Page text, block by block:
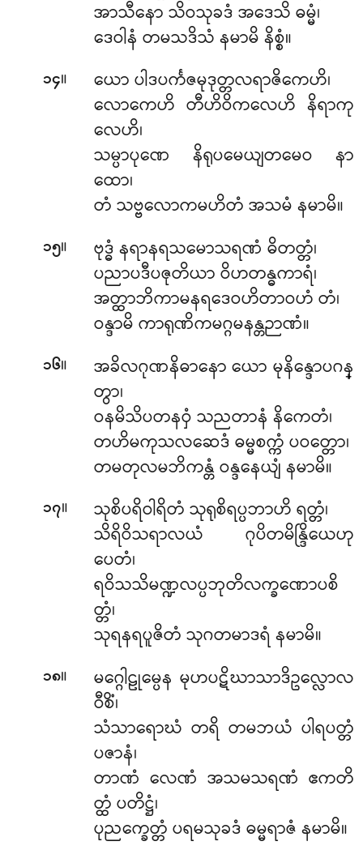
အာသီနော သိဝသုခဒံ အဒေသိ ဓမ္မံ၊
ဒေဝါနံ တမသဒိသံ နမာမိ နိစ္စံ။
၁၄။
ယော ပါဒပင်္ကဇမုဒုတ္တလရာဇိကေဟိ၊
လောကေဟိ တီဟိဝိကလေဟိ နိရာကု
လေဟိ၊
သမ္ပာပုဏေ နိရုပမေယျတမေဝ နာ
ထော၊
တံ သဗ္ဗလောကမဟိတံ အသမံ နမာမိ။
၁၅။
ဗုဒ္ဓံ နရာနရသမောသရဏံ ဓိတတ္တံ၊
ပညာပဒီပဇုတိယာ ဝိဟတန္ဓကာရံ၊
အတ္ထာဘိကာမနရဒေဝဟိတာဝဟံ တံ၊
ဝန္ဒာမိ ကာရုဏိကမဂ္ဂမနန္တဉာဏံ။
၁၆။
အခိလဂုဏနိဓာနော ယော မုနိန္ဒောပဂန္
တွာ၊
ဝနမိသိပတနဝှံ သညတာနံ နိကေတံ၊
တဟိမကုသလဆေဒံ ဓမ္မစက္ကံ ပဝတ္တော၊
တမတုလမဘိကန္တံ ဝန္ဒနေယျံ နမာမိ။
၁၇။
သုစိပရိဝါရိတံ သုရုစိရပ္ပဘာဟိ ရတ္တံ၊
သိရိဝိသရာလယံ ဂုပိတမိန္ဒြိယေဟု
ပေတံ၊
ရဝိသသိမဏ္ဍလပ္ပဘုတိလက္ခဏောပစိ
တ္တံ၊
သုရနရပူဇိတံ သုဂတမာဒရံ နမာမိ။
၁၈။
မဂ္ဂေါဠုမ္ပေန မုဟပဋိဃာသာဒိဥလ္လောလ
ဝီစိံ၊
သံသာရောဃံ တရိ တမဘယံ ပါရပတ္တံ
ပဇာနံ၊
တာဏံ လေဏံ အသမသရဏံ ဧကတိ
တ္ထံ ပတိဋ္ဌံ၊
ပုညက္ခေတ္တံ ပရမသုခဒံ ဓမ္မရာဇံ နမာမိ။